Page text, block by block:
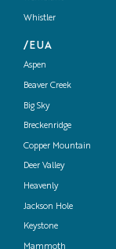
Whistler
/EUA
Aspen
Beaver Creek
Big Sky
Breckenridge
Copper Mountain
Deer Valley
Heavenly
Jackson Hole
Keystone
Mammoth